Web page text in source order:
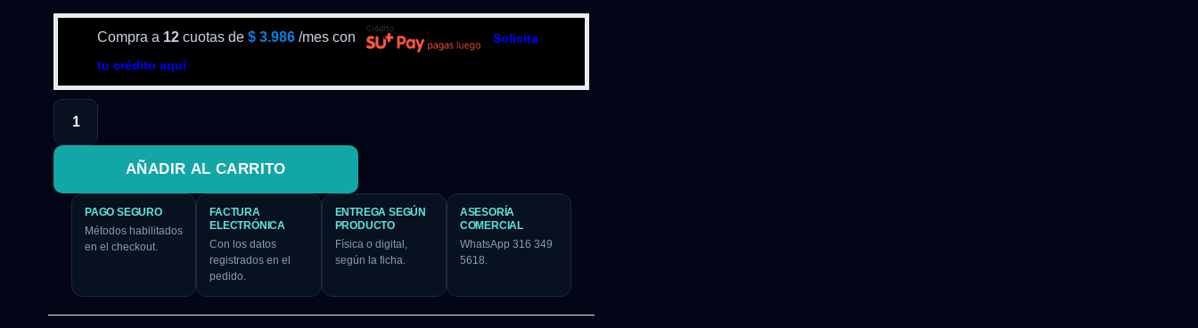
Compra a 12cuotas de $3.986 /mes con
Solicita
tu crédito aquí
AÑADIR AL CARRITO
PAGO SEGURO
Métodos habilitados
en el checkout.
FACTURA
ELECTRÓNICA
Con los datos
registrados en el
pedido.
ENTREGA SEGÚN
PRODUCTO
Física o digital,
según la ficha.
ASESORÍA
COMERCIAL
WhatsApp 316 349
5618.